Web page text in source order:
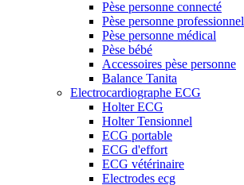
Pèse personne connecté
Pèse personne professionnel
Pèse personne médical
Pèse bébé
Accessoires pèse personne
Balance Tanita
Electrocardiographe ECG
Holter ECG
Holter Tensionnel
ECG portable
ECG d'effort
ECG vétérinaire
Electrodes ecg